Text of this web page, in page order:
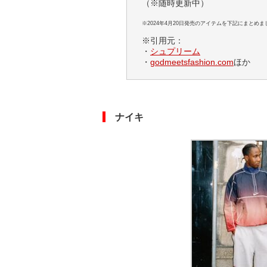
（※随時更新中）
※2024年4月20日発売のアイテムを下記にまとめま
※引用元：
・ シュプリーム
・ godmeetsfashion.comほか
ナイキ